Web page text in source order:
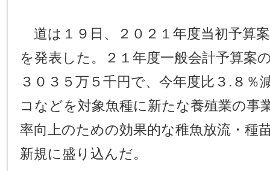
道は１９日、２０２１年度当初予算
を発表した。２１年度一般会計予算案
３０３５万５千円で、今年度比３.８％
コなどを対象魚種に新たな養殖業の事
率向上のための効果的な稚魚放流・種
新規に盛り込んだ。